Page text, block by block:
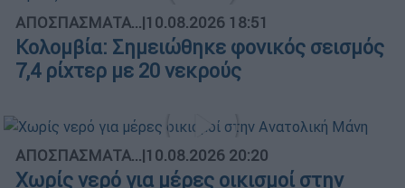
ΑΠΟΣΠΑΣΜΑΤΑ...|10.08.2026 18:51
Κολομβία: Σημειώθηκε φονικός σεισμός
7,4 ρίχτερ με 20 νεκρούς
ΑΠΟΣΠΑΣΜΑΤΑ...|10.08.2026 20:20
Χωρίς νερό για μέρες οικισμοί στην